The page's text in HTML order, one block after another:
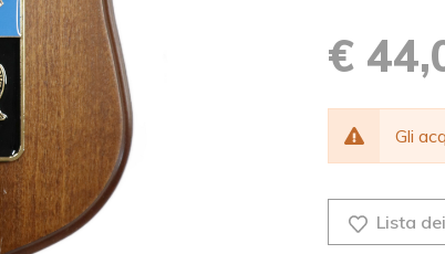
€
Gli
Lista